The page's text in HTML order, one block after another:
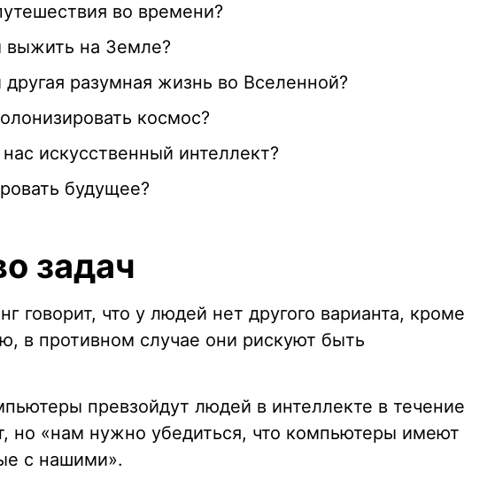
во времени?
на Земле?
разумная жизнь во Вселенной?
космос?
искусственный интеллект?
будущее?
задач
говорит, что у людей нет другого варианта, кроме
в противном случае они рискуют быть
превзойдут людей в интеллекте в течение
но «нам нужно убедиться, что компьютеры имеют
с нашими».